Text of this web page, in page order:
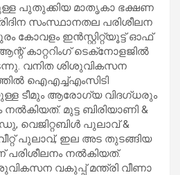
പുതുക്കിയ മാതൃകാ ഭക്ഷണ
സംസ്ഥാനതല പരിശീലന
കോവളം ഇന്‍സ്റ്റിറ്റ്യൂട്ട് ഓഫ്
കാറ്ററിംഗ് ടെക്‌നോളജില്‍
വനിത ശിശുവികസന
ഐഎച്ച്എംസിടി
ടീമും ആരോഗ്യ വിദഗ്ധരും
മുട്ട ബിരിയാണി &
വെജിറ്റബിള്‍ പുലാവ് &
പുലാവ്, ഇല അട തുടങ്ങിയ
പരിശീലനം നല്‍കിയത്.
വകുപ്പ് മന്ത്രി വീണാ